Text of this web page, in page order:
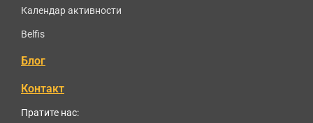
Календар активности
Belfis
Блог
Контакт
Пратите нас: